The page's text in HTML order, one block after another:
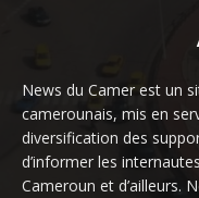
News du Camer est un
camerounais, mis en
diversification des
d’informer les
Cameroun et d’ailleurs.